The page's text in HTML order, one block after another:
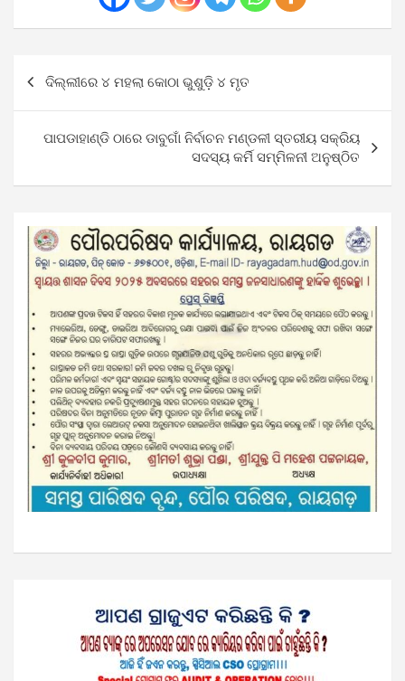
navigation
ଦିଲ୍ଲୀରେ ୪ ମହଲା କୋଠା ଭୁଶୁଡ଼ି ୪ ମୃତ
ପାପଡାହାଣ୍ଡି ଠାରେ ଡାବୁଗାଁ ନିର୍ବାଚନ ମଣ୍ଡଳୀ ସ୍ତରୀୟ ସକ୍ରିୟ
ସଦସ୍ୟ କର୍ମି ସମ୍ମିଳନୀ ଅନୁଷ୍ଠିତ